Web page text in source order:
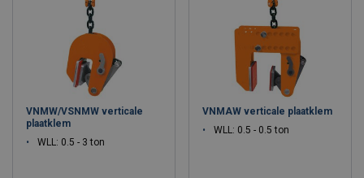
VNMW/VSNMW verticale
plaatklem
WLL: 0.5 - 3 ton
VNMAW verticale plaatklem
WLL: 0.5 - 0.5 ton